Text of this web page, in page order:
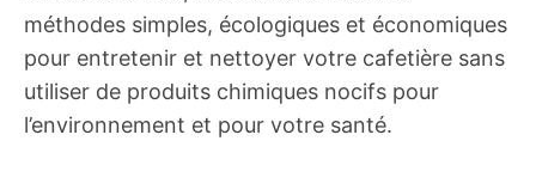
méthodes simples, écologiques et économiques
pour entretenir et nettoyer votre cafetière sans
utiliser de produits chimiques nocifs pour
l’environnement et pour votre santé.